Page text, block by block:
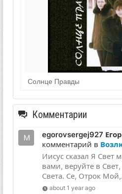
Солнце Правды
Комментарии
egorovsergej927
комментарий в
Иисус сказал Я Свет
вами, веруйте в
Света. Се, Отрок
about 1 year ago